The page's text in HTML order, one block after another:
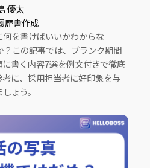
優太
歴書作成
何を書けばいいかわからな
この記事では、ブランク期間
書く内容7選を例文付きで徹底
に、採用担当者に好印象を与
ょう。